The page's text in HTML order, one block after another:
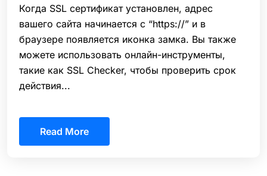
Когда SSL сертификат установлен, адрес
вашего сайта начинается с “https://” и в
браузере появляется иконка замка. Вы также
можете использовать онлайн-инструменты,
такие как SSL Checker, чтобы проверить срок
действия...
Read More